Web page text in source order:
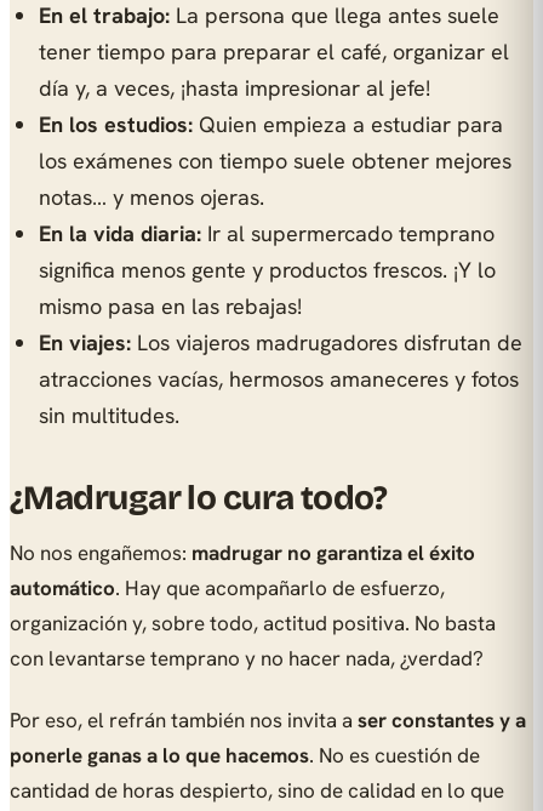
En el trabajo: La persona que llega antes suele
tener tiempo para preparar el café, organizar el
día y, a veces, ¡hasta impresionar al jefe!
En los estudios: Quien empieza a estudiar para
los exámenes con tiempo suele obtener mejores
notas… y menos ojeras.
En la vida diaria: Ir al supermercado temprano
significa menos gente y productos frescos. ¡Y lo
mismo pasa en las rebajas!
En viajes: Los viajeros madrugadores disfrutan de
atracciones vacías, hermosos amaneceres y fotos
sin multitudes.
¿Madrugar lo cura todo?
No nos engañemos: madrugar no garantiza el éxito
automático. Hay que acompañarlo de esfuerzo,
organización y, sobre todo, actitud positiva. No basta
con levantarse temprano y no hacer nada, ¿verdad?
Por eso, el refrán también nos invita a ser constantes y a
ponerle ganas a lo que hacemos. No es cuestión de
cantidad de horas despierto, sino de calidad en lo que